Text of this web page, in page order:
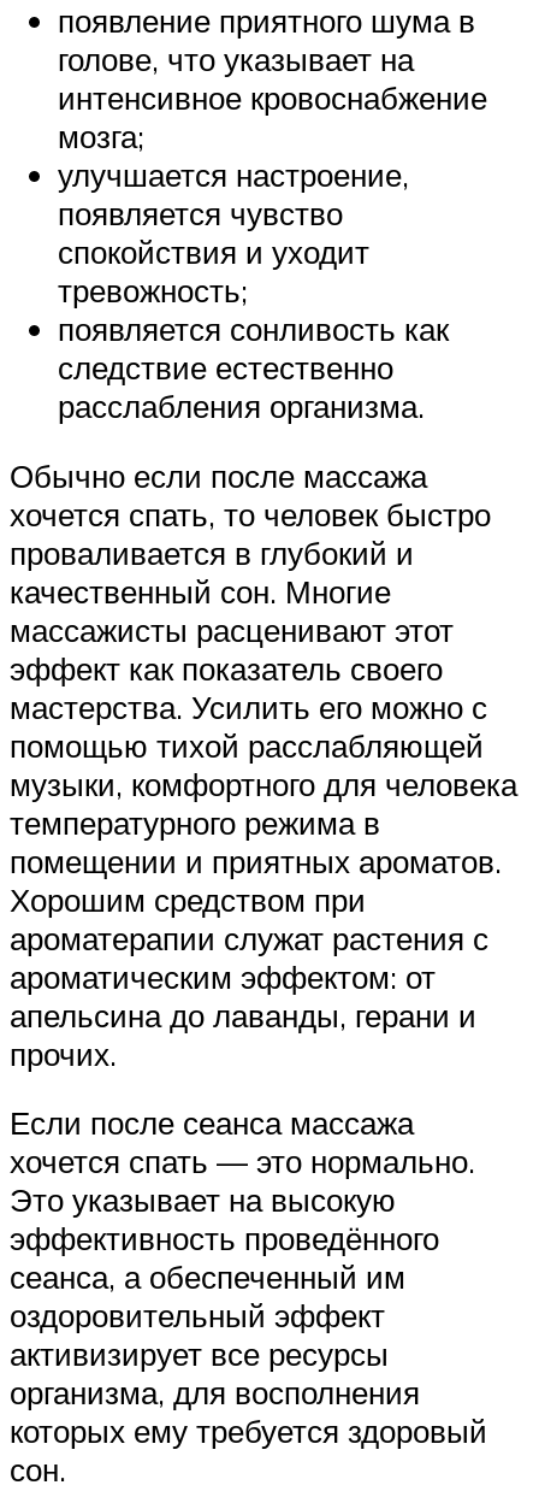
появление приятного шума в
голове, что указывает на
интенсивное кровоснабжение
мозга;
улучшается настроение,
появляется чувство
спокойствия и уходит
тревожность;
появляется сонливость как
следствие естественно
расслабления организма.
Обычно если после массажа
хочется спать, то человек быстро
проваливается в глубокий и
качественный сон. Многие
массажисты расценивают этот
эффект как показатель своего
мастерства. Усилить его можно с
помощью тихой расслабляющей
музыки, комфортного для человека
температурного режима в
помещении и приятных ароматов.
Хорошим средством при
ароматерапии служат растения с
ароматическим эффектом: от
апельсина до лаванды, герани и
прочих.
Если после сеанса массажа
хочется спать — это нормально.
Это указывает на высокую
эффективность проведённого
сеанса, а обеспеченный им
оздоровительный эффект
активизирует все ресурсы
организма, для восполнения
которых ему требуется здоровый
сон.